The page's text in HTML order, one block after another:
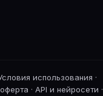
использования ·
· API и нейросети ·